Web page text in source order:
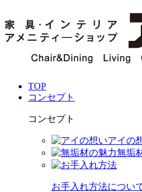
TOP
コンセプト
コンセプト
アイの
無垢
お手入れ方法につい